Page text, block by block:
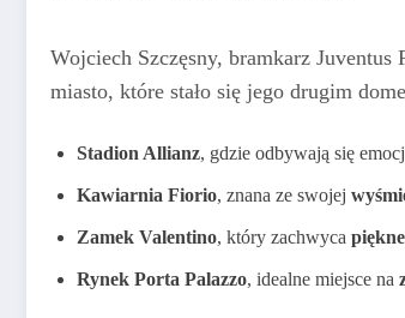
Wojciech Szczęsny, bramkarz
miasto, które stało się jego drugim
Stadion Allianz, gdzie odbywają się
Kawiarnia Fiorio, znana ze swojej
Zamek Valentino, który zachwyca
Rynek Porta Palazzo, idealne miejsce na